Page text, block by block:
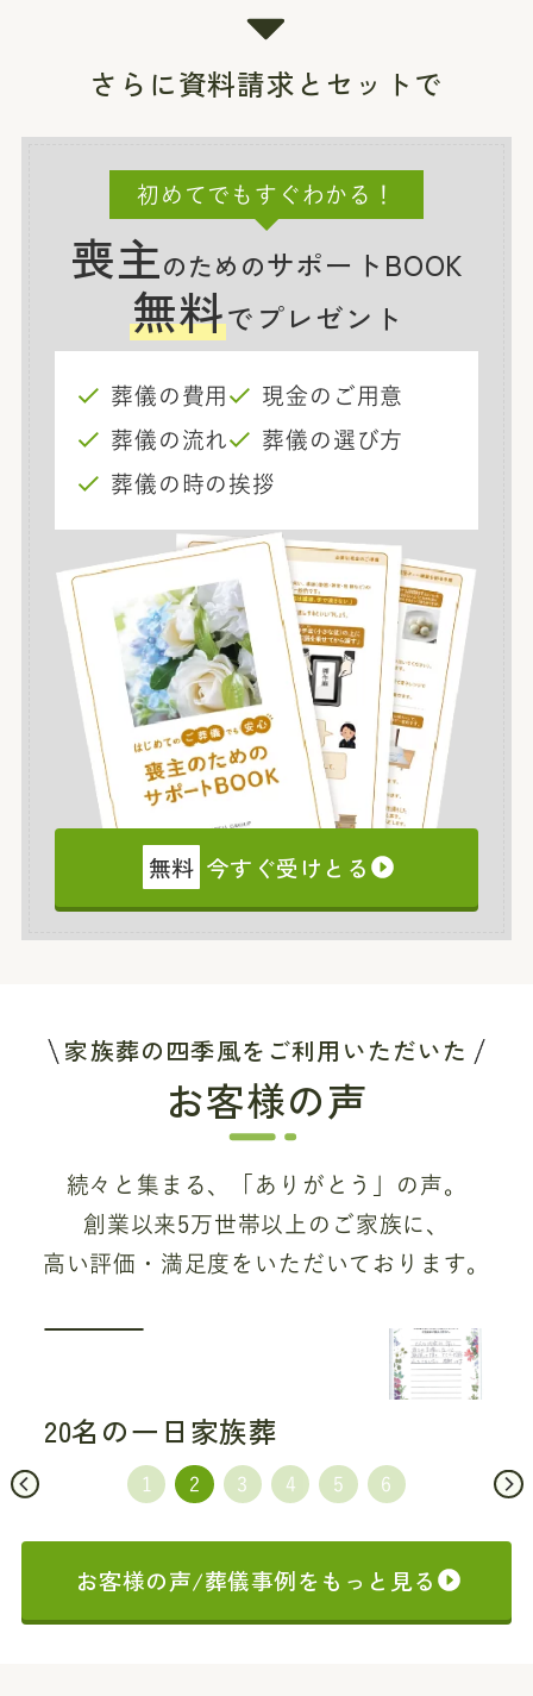
さらに資料請求とセットで
初めてでもすぐわかる！
喪主のためのサポートBOOK
無料でプレゼント
葬儀の費用
現金のご用意
葬儀の流れ
葬儀の選び方
葬儀の時の挨拶
無料 今すぐ受けとる
家族葬の四季風をご利用いただいた
お客様の声
続々と集まる、「ありがとう」の声。
創業以来5万世帯以上のご家族に、
高い評価・満足度をいただいております。
20名の一日家族葬
お客様の声/葬儀事例をもっと見る